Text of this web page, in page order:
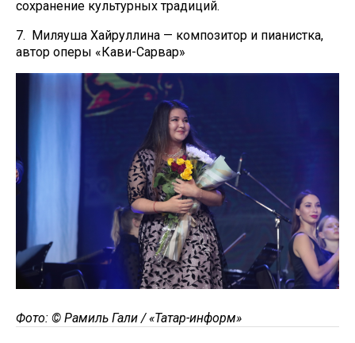
сохранение культурных традиций.
7. Миляуша Хайруллина — композитор и пианистка,
автор оперы «Кави-Сарвар»
Фото: © Рамиль Гали / «Татар-информ»